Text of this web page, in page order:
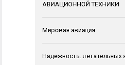
АВИАЦИОННОЙ ТЕХНИКИ
Мировая авиация
Надежность. летательных